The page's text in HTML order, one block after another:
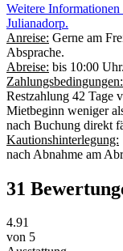
Weitere
Julianadorp.
Anreise: Gerne am
Absprache.
Abreise: bis 10:00 Uhr.
Zahlungsbedingungen:
Restzahlung 42 Tage
Mietbeginn weniger
nach Buchung direkt
Kautionshinterlegung:
nach Abnahme am
31
4.91
von 5